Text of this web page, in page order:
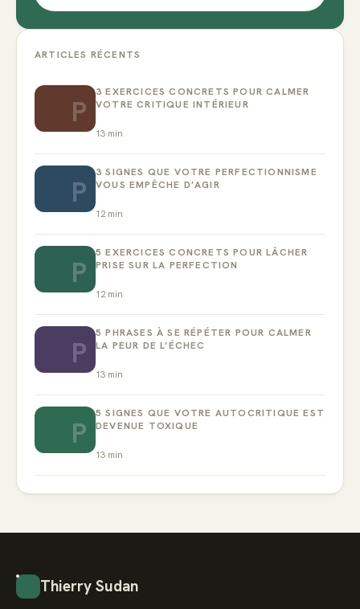
ARTICLES RÉCENTS
P
3 EXERCICES CONCRETS POUR CALMER
VOTRE CRITIQUE INTÉRIEUR
13 min
P
3 SIGNES QUE VOTRE PERFECTIONNISME
VOUS EMPÊCHE D’AGIR
12min
P
5 EXERCICES CONCRETS POUR LÂCHER
PRISE SUR LA PERFECTION
12min
P
5 PHRASES À SE RÉPÉTER POUR CALMER
LA PEUR DE L’ÉCHEC
13 min
P
5 SIGNES QUE VOTRE AUTOCRITIQUE EST
DEVENUE TOXIQUE
13 min
Thierry Sudan